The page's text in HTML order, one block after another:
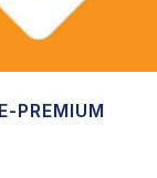
PREMIUM